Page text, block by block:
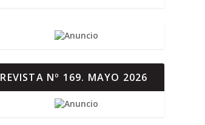
REVISTA Nº 169. MAYO 2026